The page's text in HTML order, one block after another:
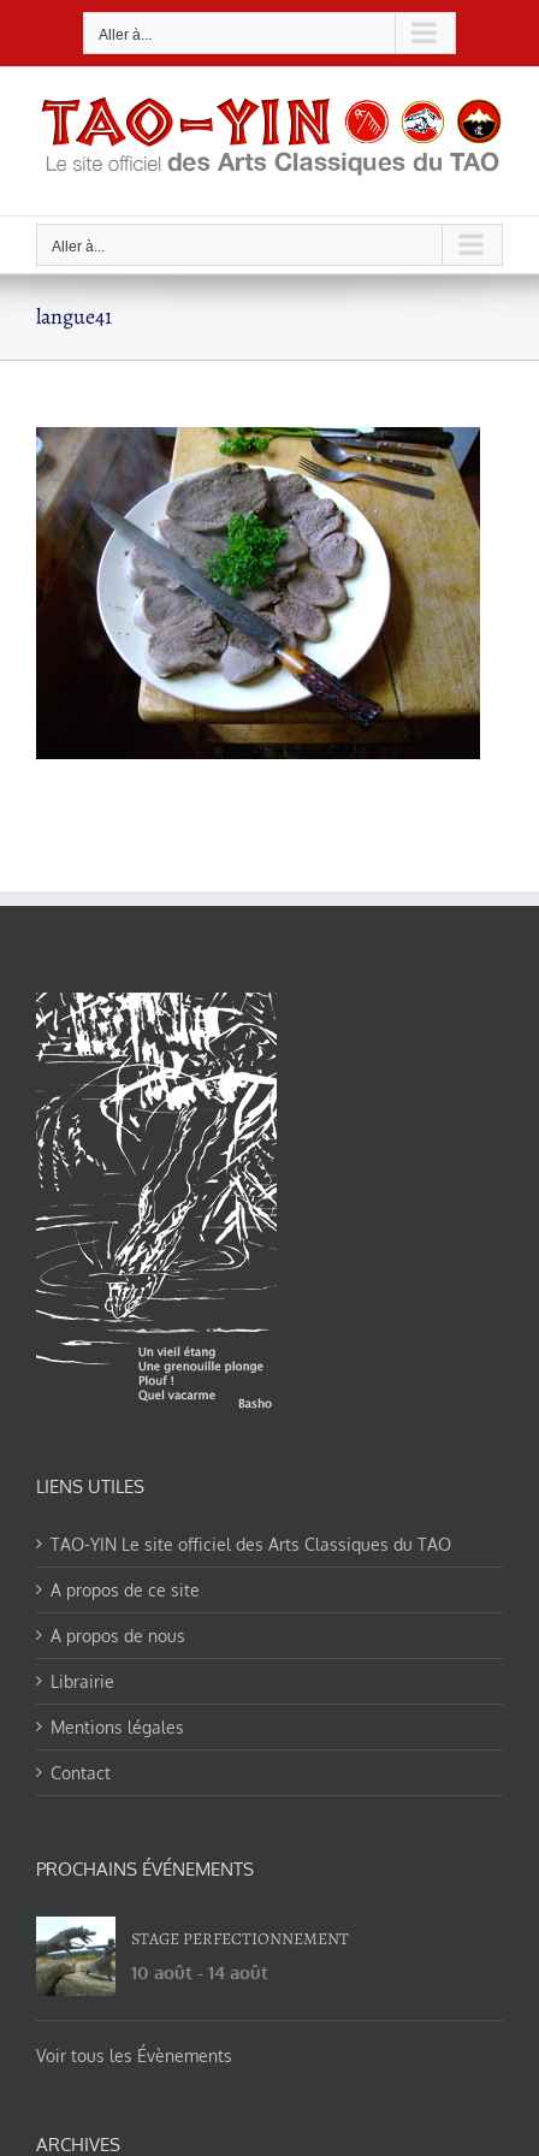
Aller à...
Aller à...
langue41
LIENS UTILES
TAO-YIN Le site officiel des Arts Classiques du TAO
A propos de ce site
A propos de nous
Librairie
Mentions légales
Contact
PROCHAINS ÉVÉNEMENTS
STAGE PERFECTIONNEMENT
10 août - 14 août
Voir tous les Évènements
ARCHIVES